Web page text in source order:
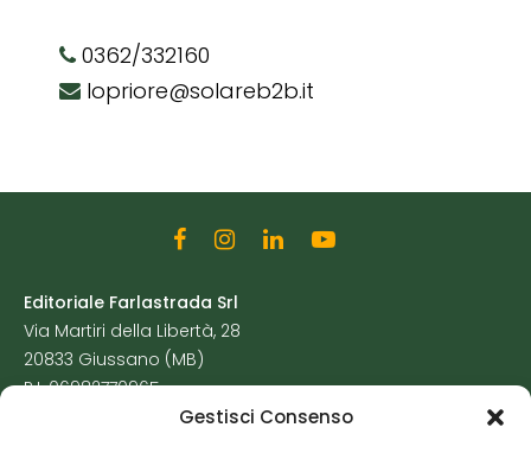
Gestisci Consenso
0362/332160
lopriore@solareb2b.it
Editoriale Farlastrada Srl
Via Martiri della Libertà, 28
20833 Giussano (MB)
P.I. 06982770965